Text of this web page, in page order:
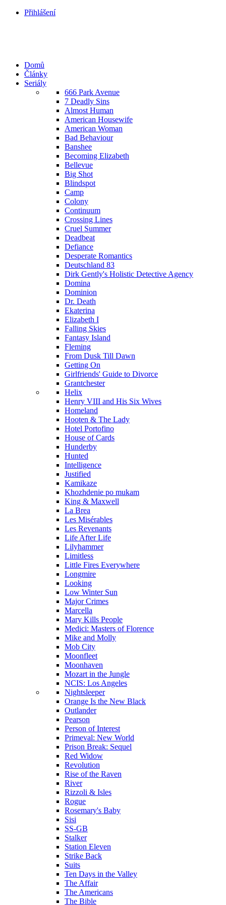
Přihlášení
Domů
Články
Seriály
666 Park Avenue
7 Deadly Sins
Almost Human
American Housewife
American Woman
Bad Behaviour
Banshee
Becoming Elizabeth
Bellevue
Big Shot
Blindspot
Camp
Colony
Continuum
Crossing Lines
Cruel Summer
Deadbeat
Defiance
Desperate Romantics
Deutschland 83
Dirk Gently's Holistic Detective Agency
Domina
Dominion
Dr. Death
Ekaterina
Elizabeth I
Falling Skies
Fantasy Island
Fleming
From Dusk Till Dawn
Getting On
Girlfriends' Guide to Divorce
Grantchester
Helix
Henry VIII and His Six Wives
Homeland
Hooten & The Lady
Hotel Portofino
House of Cards
Hunderby
Hunted
Intelligence
Justified
Kamikaze
Khozhdenie po mukam
King & Maxwell
La Brea
Les Misérables
Les Revenants
Life After Life
Lilyhammer
Limitless
Little Fires Everywhere
Longmire
Looking
Low Winter Sun
Major Crimes
Marcella
Mary Kills People
Medici: Masters of Florence
Mike and Molly
Mob City
Moonfleet
Moonhaven
Mozart in the Jungle
NCIS: Los Angeles
Nightsleeper
Orange Is the New Black
Outlander
Pearson
Person of Interest
Primeval: New World
Prison Break: Sequel
Red Widow
Revolution
Rise of the Raven
River
Rizzoli & Isles
Rogue
Rosemary's Baby
Sisi
SS-GB
Stalker
Station Eleven
Strike Back
Suits
Ten Days in the Valley
The Affair
The Americans
The Bible